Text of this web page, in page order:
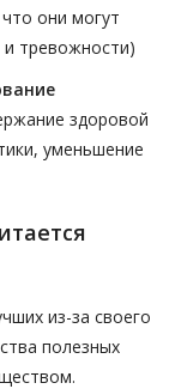
они могут
тревожности)
здоровой
уменьшение
из-за своего
полезных